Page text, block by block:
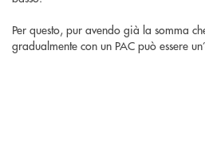
Per questo, pur avendo già la somma
gradualmente con un PAC può essere